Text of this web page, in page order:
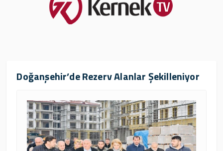
Doğanşehir’de Rezerv Alanlar Şekilleniyor